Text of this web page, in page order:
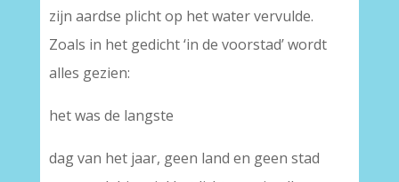
zijn aardse plicht op het water vervulde.
Zoals in het gedicht ‘in de voorstad’ wordt
alles gezien:
het was de langste
dag van het jaar, geen land en geen stad